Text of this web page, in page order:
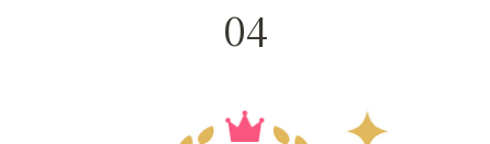
04